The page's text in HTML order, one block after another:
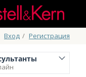
Вход / Регистрация